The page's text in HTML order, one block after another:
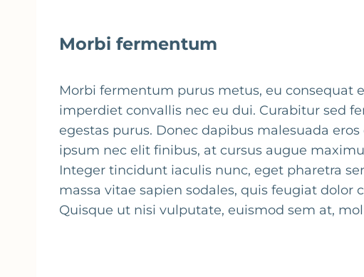
Morbi fermentum
Morbi fermentum purus metus, eu consequat
imperdiet convallis nec eu dui. Curabitur sed
egestas purus. Donec dapibus malesuada
ipsum nec elit finibus, at cursus augue
Integer tincidunt iaculis nunc, eget pharetra
massa vitae sapien sodales, quis feugiat
Quisque ut nisi vulputate, euismod sem at,